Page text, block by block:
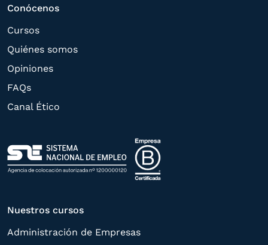
estas puedan hacerle llegar la mejor
oferta de productos y servicios de acuerdo
a su petición. Quedan reconocidos los
limitación, tal y como se explica en la
Política de Privacidad
Conócenos
Cursos
Quiénes somos
Opiniones
FAQs
Canal Ético
Nuestros cursos
Administración de Empresas